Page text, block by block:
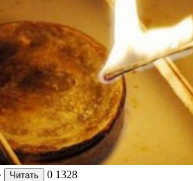
Читать 0 1328